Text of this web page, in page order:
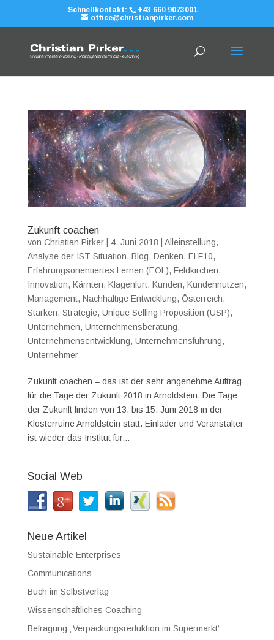
Schnellkontakt:
+43 660 9073001
office@christianpirker.com
Zukunft coachen
von Christian Pirker| 4. Juni 2018 Alleinstellung,
Analyse der IST-Situation, Blog, Denken, ELF10,
Erfahrungsorientiertes Lernen (EOL), Feldkirchen,
Innovation, Kärnten, Klagenfurt, Kunden, Kundennutzen,
Management, Nachhaltige Entwicklung, Österreich,
Stärken, Strategie, Unique Selling Proposition (USP),
Unternehmen, Unternehmensberatung,
Unternehmensentwicklung, Unternehmensführung,
Unternehmer
Zukunft coachen – das ist der sehr angenehme Auftrag
für die Tage der Zukunft 2018 in Arnoldstein. Die Tage
der Zukunft finden von 13. bis 15. Juni 2018 in der
Klosterruine Arnoldstein statt. Einlader und Veranstalter
ist wieder das Institut für...
Social Web
Neue Artikel
Sustainable Enterprises
Communications
Buch im Selbstverlag
Wissenschaftliches Coaching
Befragung „Verpackungsreduktion im Supermarkt“